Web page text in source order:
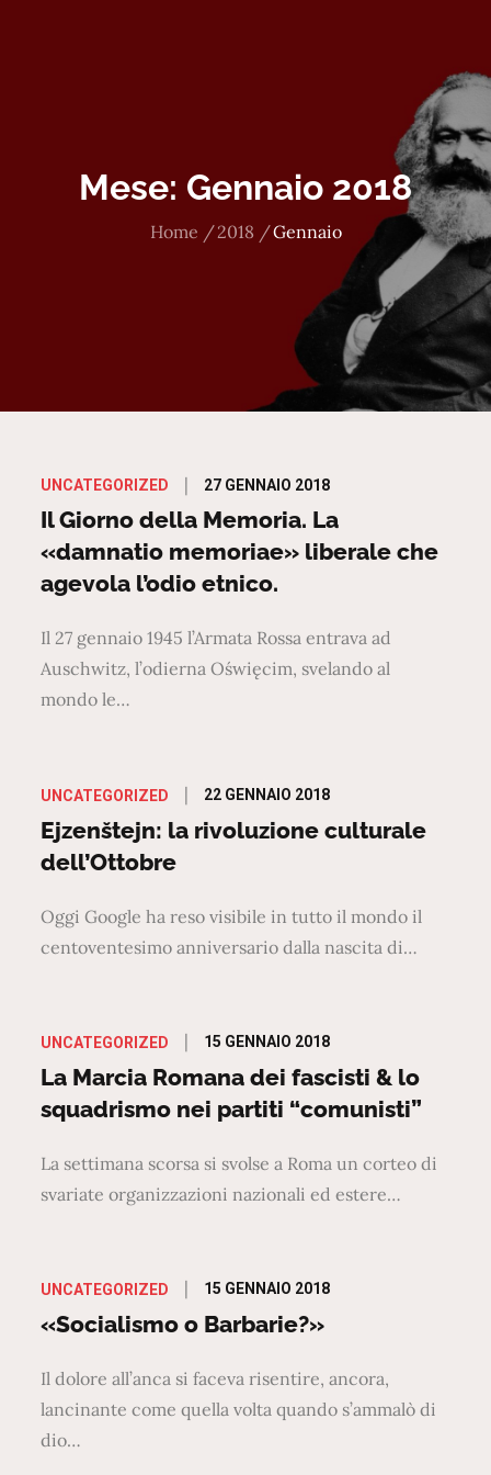
Mese: Gennaio 2018
Home 2018 Gennaio
UNCATEGORIZED
Posted
on
27 GENNAIO 2018
Il Giorno della Memoria. La
«damnatio memoriae» liberale che
agevola l’odio etnico.
Il 27 gennaio 1945 l’Armata Rossa entrava ad
Auschwitz, l’odierna Oświęcim, svelando al
mondo le…
UNCATEGORIZED
Posted
on
22 GENNAIO 2018
Ejzenštejn: la rivoluzione culturale
dell’Ottobre
Oggi Google ha reso visibile in tutto il mondo il
centoventesimo anniversario dalla nascita di…
UNCATEGORIZED
Posted
on
15 GENNAIO 2018
La Marcia Romana dei fascisti & lo
squadrismo nei partiti “comunisti”
La settimana scorsa si svolse a Roma un corteo di
svariate organizzazioni nazionali ed estere…
UNCATEGORIZED
Posted
on
15 GENNAIO 2018
«Socialismo o Barbarie?»
Il dolore all’anca si faceva risentire, ancora,
lancinante come quella volta quando s’ammalò di
dio…